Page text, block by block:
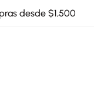
desde $1,500